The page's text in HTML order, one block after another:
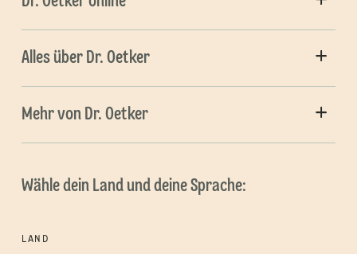
Alles über Dr. Oetker
Mehr von Dr. Oetker
Wähle dein Land und deine Sprache:
LAND